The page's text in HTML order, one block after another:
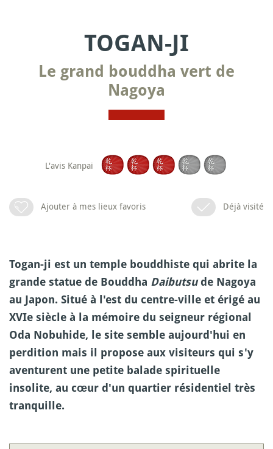
TOGAN-JI
Le grand bouddha vert de
Nagoya
L'avis Kanpai
Ajouter à mes lieux favoris Déjà visité
Togan-ji est un temple bouddhiste qui abrite la
grande statue de Bouddha Daibutsude Nagoya
au Japon. Situé à l'est du centre-ville et érigé au
XVIe siècle à la mémoire du seigneur régional
Oda Nobuhide, le site semble aujourd'hui en
perdition mais il propose aux visiteurs qui s'y
aventurent une petite balade spirituelle
insolite, au cœur d'un quartier résidentiel très
tranquille.